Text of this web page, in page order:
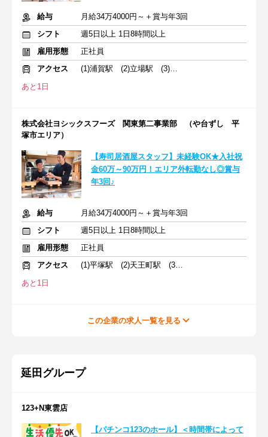
給与
月給34万4000円～＋賞与年3回
シフト
週5日以上 1日8時間以上
雇用形態
正社員
アクセス
(1)浦賀駅 (2)立場駅 (3)蒔田駅
あと1日
株式会社ヨシックスフーズ 関東第二事業部 （や台ずし 平
塚市エリア）
【寿司居酒屋スタッフ】未経験OK★入社祝
金60万～90万円！エリア外転勤なし◎賞与
年3回♪
給与
月給34万4000円～＋賞与年3回
シフト
週5日以上 1日8時間以上
雇用形態
正社員
アクセス
(1)平塚駅 (2)天王町駅 (3)藤沢本町駅
あと1日
この企業の求人一覧を見る
延田グループ
123+N東雲店
【パチンコ123のホール】＜時間帯によって